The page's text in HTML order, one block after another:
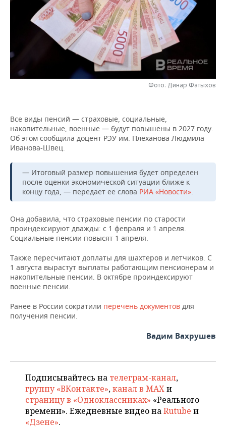
НЕФТЕХИМИЯ
НЕФТЬ
ОПК
ЭНЕРГЕТИКА
РОЗНИЧНАЯ ТОРГОВЛЯ
ТРАНСПОРТ
НОВОСТИ ТЕХНОЛОГИЙ
МЕРОПРИЯТИЯ
НОВОСТИ МЕРОПРИЯТИЙ
ВЫЕЗДНАЯ РЕДАКЦИЯ
ОТКРЫТАЯ ЛЕКЦИЯ
БАСКЕТБОЛ
КИБЕРСПОРТ
ФИГУРНОЕ КАТАНИЕ
ВОДНЫЕ ВИДЫ СПОРТА
ИНФРАСТРУКТУРА
КУЛЬТУРА
МЕДИЦИНА
ОБРАЗОВАНИЕ
СПРАВОЧНИК
СПИСОК КОМПАНИЙ
Фото: Динар Фатыхов
Все виды пенсий — страховые, социальные,
накопительные, военные — будут повышены в 2027 году.
Об этом сообщила доцент РЭУ им. Плеханова Людмила
Иванова-Швец.
— Итоговый размер повышения будет определен
после оценки экономической ситуации ближе к
концу года, — передает ее слова РИА «Новости»
Она добавила, что страховые пенсии по старости
проиндексируют дважды: с 1 февраля и 1 апреля.
Социальные пенсии повысят 1 апреля.
Также пересчитают доплаты для шахтеров и летчиков. С
1 августа вырастут выплаты работающим пенсионерам и
накопительные пенсии. В октябре проиндексируют
военные пенсии.
Ранее в России сократили перечень документов для
получения пенсии.
Вадим Вахрушев
Подписывайтесь на телеграм-канал,
группу «ВКонтакте»,канал в MAXи
страницу в «Одноклассниках» «Реального
времени». Ежедневные видео наRutube и
«Дзене».